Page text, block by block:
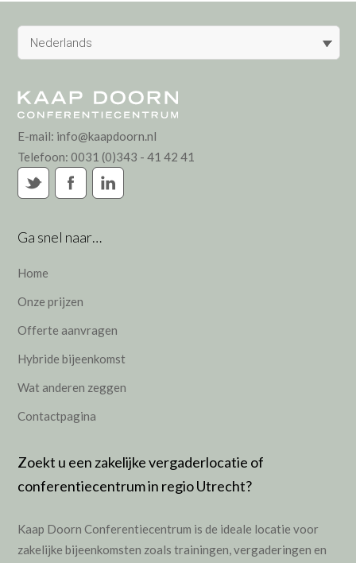
Nederlands
E-mail: info@kaapdoorn.nl
Telefoon:0031 (0)343 - 41 42 41
Ga snel naar…
Home
Onze prijzen
Offerte aanvragen
Hybride bijeenkomst
Wat anderen zeggen
Contactpagina
Zoekt u een zakelijke vergaderlocatie of
conferentiecentrum in regio Utrecht?
Kaap Doorn Conferentiecentrum is de ideale locatie voor
zakelijke bijeenkomsten zoalstrainingen,vergaderingen en